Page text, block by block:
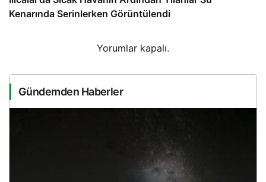
Kenarında Serinlerken Görüntülendi
Yorumlar kapalı.
Gündemden Haberler